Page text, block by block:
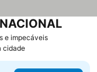
e impecáveis
cidade